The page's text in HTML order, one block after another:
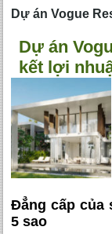
Dự án Vogue
Dự án
kết lợi
Đẳng cấp của
5 sao